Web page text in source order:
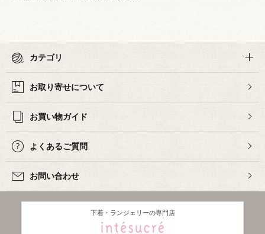
カテゴリ
お取り寄せについて
お買い物ガイド
よくあるご質問
お問い合わせ
下着・ランジェリーの専門店